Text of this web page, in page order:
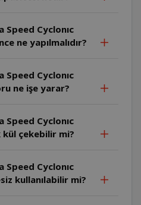
Speed Cyclonıc
ne yapılmalıdır?
Speed Cyclonıc
ne işe yarar?
Speed Cyclonıc
kül çekebilir mi?
Speed Cyclonıc
kullanılabilir mi?